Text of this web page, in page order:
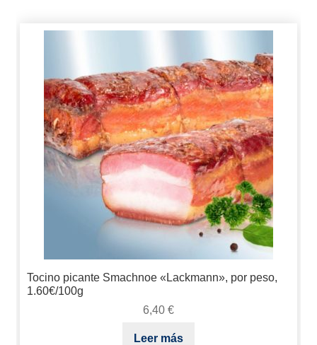
Tocino picante Smachnoe «Lackmann», por peso,
1.60€/100g
6,40 €
Leer más